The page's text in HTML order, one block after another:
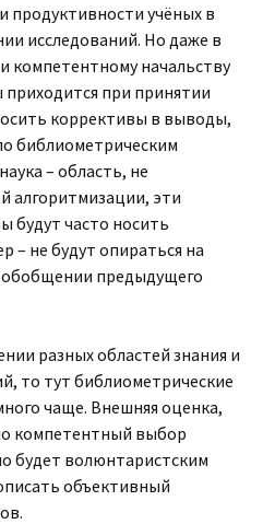
продуктивности учёных в
исследований. Но даже в
компетентному начальству
приходится при принятии
коррективы в выводы,
библиометрическим
– область, не
алгоритмизации, эти
будут часто носить
– не будут опираться на
предыдущего
разных областей знания и
то тут библиометрические
чаще. Внешняя оценка,
компетентный выбор
будет волюнтаристским
объективный